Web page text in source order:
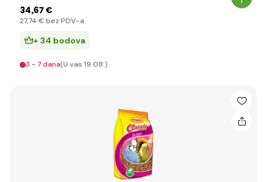
34,67 €
27,74 € bez PDV-a
+ 34 bodova
3 - 7 dana(U vas 19.08.)